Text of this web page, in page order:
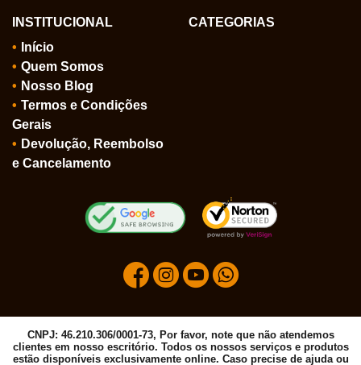
INSTITUCIONAL
Início
Quem Somos
Nosso Blog
Termos e Condições
Gerais
Devolução, Reembolso
e Cancelamento
CATEGORIAS
CNPJ: 46.210.306/0001-73, Por favor, note que não atendemos
clientes em nosso escritório. Todos os nossos serviços e produtos
estão disponíveis exclusivamente online. Caso precise de ajuda ou